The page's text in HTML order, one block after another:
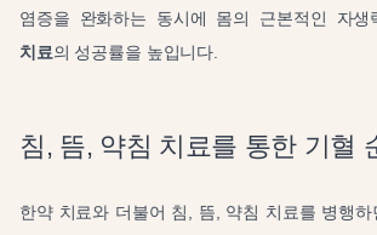
염증을 완화하는 동시에 몸의 근본적인 자생
치료의 성공률을 높입니다.
침, 뜸, 약침 치료를 통한 기혈
한약 치료와 더불어 침, 뜸, 약침 치료를 병행